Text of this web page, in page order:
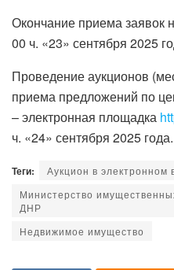
Окончание приема заявок
00 ч. «23» сентября 2025
Проведение аукционов
приема предложений по
– электронная площадка
ч. «24» сентября 2025 года.
Теги:
Аукцион в электронном
Министерство
ДНР
Недвижимое имущество